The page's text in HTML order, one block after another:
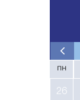
ПН
26